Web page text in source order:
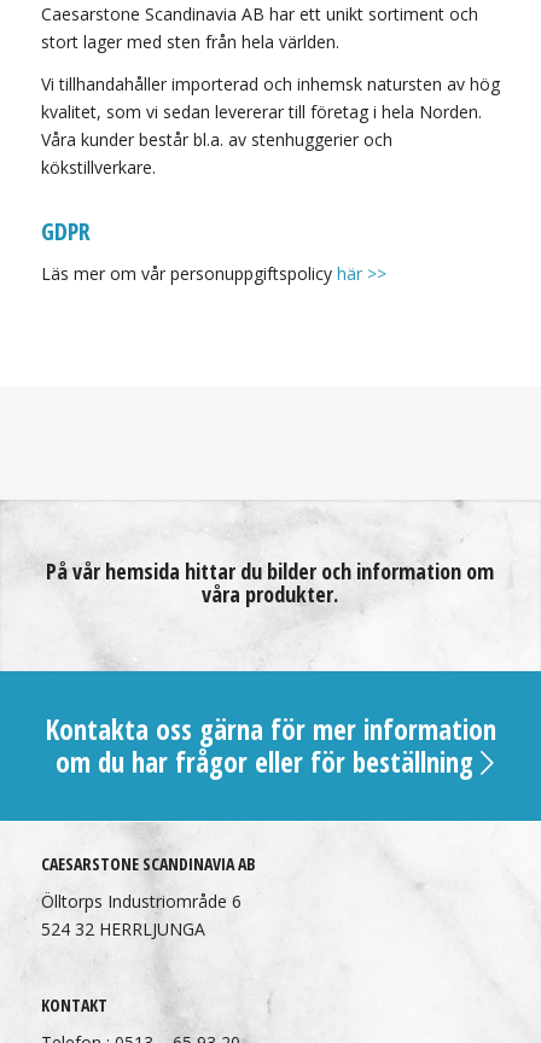
Caesarstone Scandinavia AB har ett unikt sortiment och
stort lager med sten från hela världen.
Vi tillhandahåller importerad och inhemsk natursten av hög
kvalitet, som vi sedan levererar till företag i hela Norden.
Våra kunder består bl.a. av stenhuggerier och
kökstillverkare.
GDPR
Läs mer om vår personuppgiftspolicy här >>
På vår hemsida hittar du bilder och information om
våra produkter.
Kontakta oss gärna för mer information
om du har frågor eller för beställning
CAESARSTONE SCANDINAVIA AB
Ölltorps Industriområde 6
524 32 HERRLJUNGA
KONTAKT